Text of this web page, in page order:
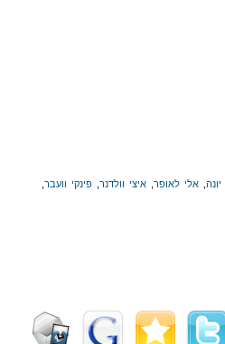
אלי לאופר איצי וולדנר פינקי וועבר